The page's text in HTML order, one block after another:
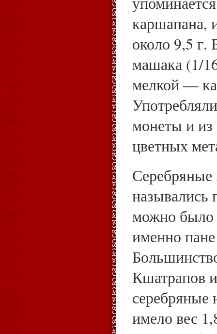
каршапана,
около 9,5 г.
машака (1/
мелкой —
монеты и из
цветных
назывались
можно было
именно пане
Кшатрапов
имело вес